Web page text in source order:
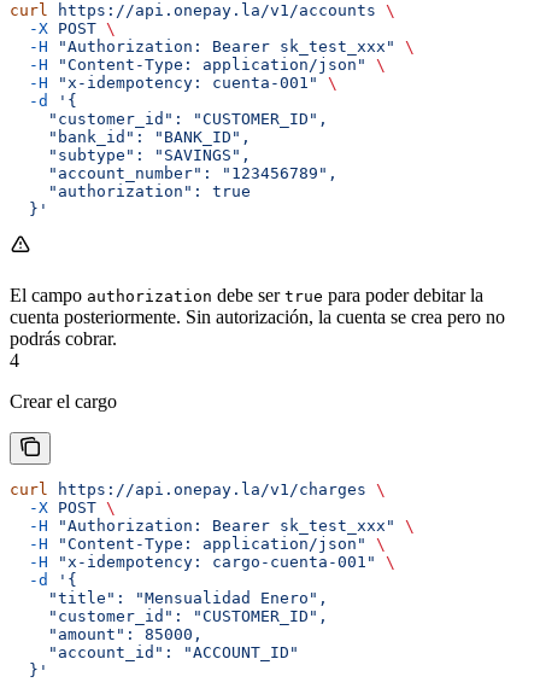
curl https://api.onepay.la/v1/accounts \
  -X
POST \
  -H
"Authorization: Bearer sk_test_xxx"
\
  -H
"Content-Type: application/json"
\
  -H
"x-idempotency: cuenta-001"
\
  -d
'{
    "customer_id": "CUSTOMER_ID",
    "bank_id": "BANK_ID",
    "subtype": "SAVINGS",
    "account_number": "123456789",
    "authorization": true
  }'
El campo authorization debe ser true para poder debitar la
cuenta posteriormente. Sin autorización, la cuenta se crea pero no
podrás cobrar.
4
Crear el cargo
curl https://api.onepay.la/v1/charges \
  -X
POST \
  -H
"Authorization: Bearer sk_test_xxx"
\
  -H
"Content-Type: application/json"
\
  -H
"x-idempotency: cargo-cuenta-001"
\
  -d
'{
    "title": "Mensualidad Enero",
    "customer_id": "CUSTOMER_ID",
    "amount": 85000,
    "account_id": "ACCOUNT_ID"
  }'